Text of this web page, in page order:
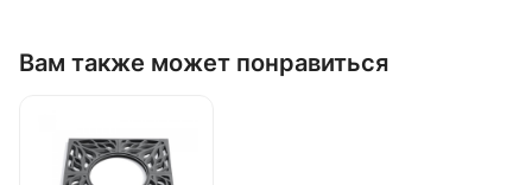
Вам также может понравиться